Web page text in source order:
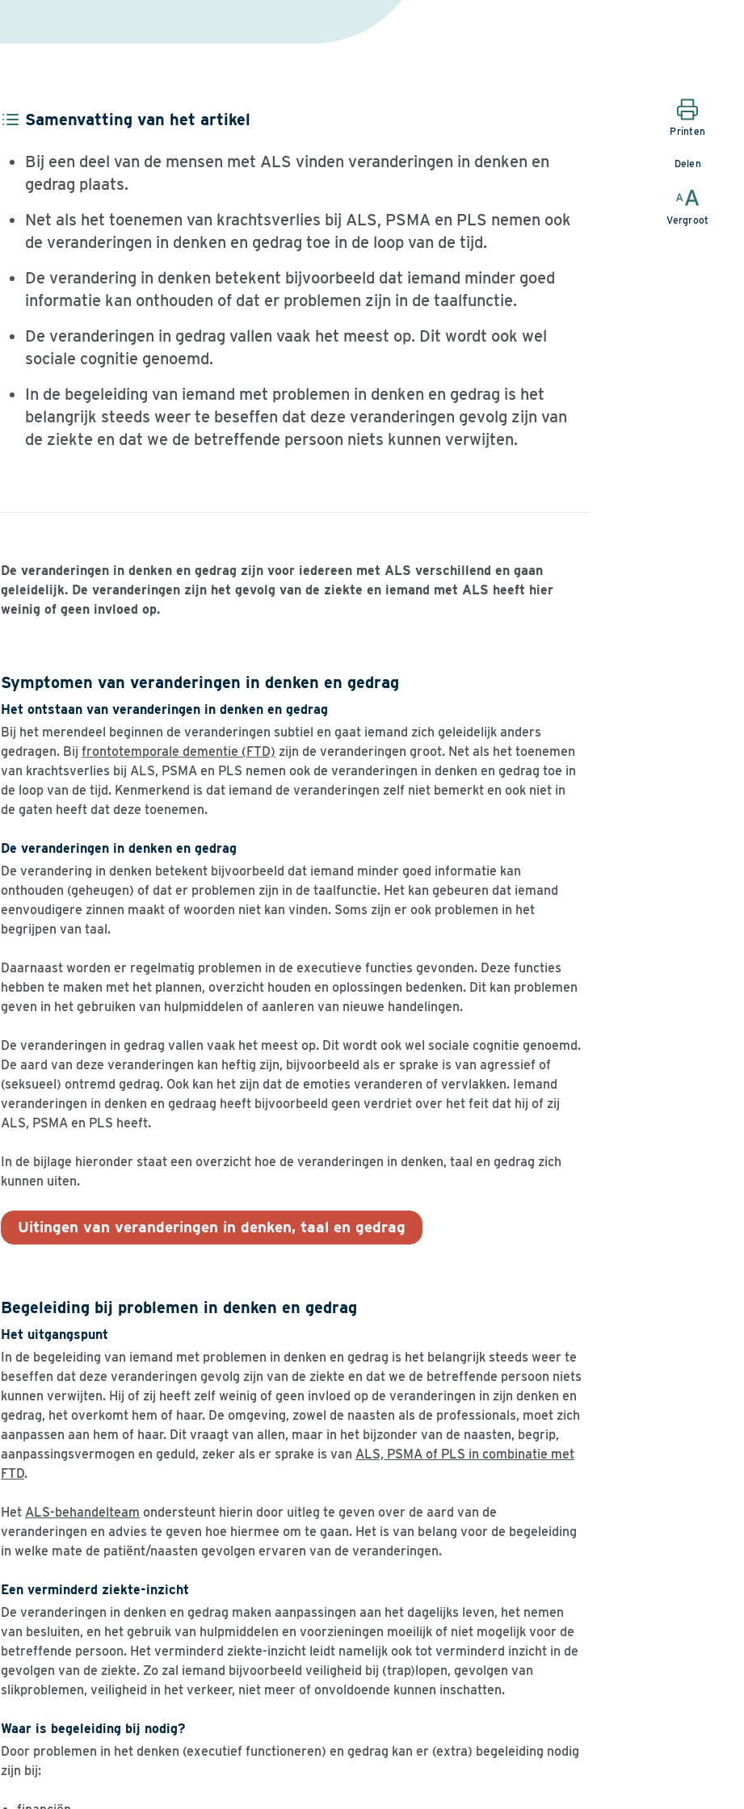
Printen
Delen
Vergroot
Samenvatting van het artikel
Bij een deel van de mensen met ALS vinden veranderingen in denken en
gedrag plaats.
Net als het toenemen van krachtsverlies bij ALS, PSMA en PLS nemen ook
de veranderingen in denken en gedrag toe in de loop van de tijd.
De verandering in denken betekent bijvoorbeeld dat iemand minder goed
informatie kan onthouden of dat er problemen zijn in de taalfunctie.
De veranderingen in gedrag vallen vaak het meest op. Dit wordt ook wel
sociale cognitie genoemd.
In de begeleiding van iemand met problemen in denken en gedrag is het
belangrijk steeds weer te beseffen dat deze veranderingen gevolg zijn van
de ziekte en dat we de betreffende persoon niets kunnen verwijten.
De veranderingen in denken en gedrag zijn voor iedereen met ALS verschillend en gaan
geleidelijk. De veranderingen zijn het gevolg van de ziekte en iemand met ALS heeft hier
weinig of geen invloed op.
Symptomen van veranderingen in denken en gedrag
Het ontstaan van veranderingen in denken en gedrag
Bij het merendeel beginnen de veranderingen subtiel en gaat iemand zich geleidelijk anders
gedragen. Bij frontotemporale dementie (FTD) zijn de veranderingen groot. Net als het toenemen
van krachtsverlies bij ALS, PSMA en PLS nemen ook de veranderingen in denken en gedrag toe in
de loop van de tijd. Kenmerkend is dat iemand de veranderingen zelf niet bemerkt en ook niet in
de gaten heeft dat deze toenemen.
De veranderingen in denken en gedrag
De verandering in denken betekent bijvoorbeeld dat iemand minder goed informatie kan
onthouden (geheugen) of dat er problemen zijn in de taalfunctie. Het kan gebeuren dat iemand
eenvoudigere zinnen maakt of woorden niet kan vinden. Soms zijn er ook problemen in het
begrijpen van taal.
Daarnaast worden er regelmatig problemen in de executieve functies gevonden. Deze functies
hebben te maken met het plannen, overzicht houden en oplossingen bedenken. Dit kan problemen
geven in het gebruiken van hulpmiddelen of aanleren van nieuwe handelingen.
De veranderingen in gedrag vallen vaak het meest op. Dit wordt ook wel sociale cognitie genoemd.
De aard van deze veranderingen kan heftig zijn, bijvoorbeeld als er sprake is van agressief of
(seksueel) ontremd gedrag. Ook kan het zijn dat de emoties veranderen of vervlakken. Iemand
veranderingen in denken en gedraag heeft bijvoorbeeld geen verdriet over het feit dat hij of zij
ALS, PSMA en PLS heeft.
In de bijlage hieronder staat een overzicht hoe de veranderingen in denken, taal en gedrag zich
kunnen uiten.
Uitingen van veranderingen in denken, taal en gedrag
Begeleiding bij problemen in denken en gedrag
Het uitgangspunt
In de begeleiding van iemand met problemen in denken en gedrag is het belangrijk steeds weer te
beseffen dat deze veranderingen gevolg zijn van de ziekte en dat we de betreffende persoon niets
kunnen verwijten. Hij of zij heeft zelf weinig of geen invloed op de veranderingen in zijn denken en
gedrag, het overkomt hem of haar. De omgeving, zowel de naasten als de professionals, moet zich
aanpassen aan hem of haar. Dit vraagt van allen, maar in het bijzonder van de naasten, begrip,
aanpassingsvermogen en geduld, zeker als er sprake is van ALS, PSMA of PLS in combinatie met
FTD.
Het ALS-behandelteam ondersteunt hierin door uitleg te geven over de aard van de
veranderingen en advies te geven hoe hiermee om te gaan. Het is van belang voor de begeleiding
in welke mate de patiënt/naasten gevolgen ervaren van de veranderingen.
Een verminderd ziekte-inzicht
De veranderingen in denken en gedrag maken aanpassingen aan het dagelijks leven, het nemen
van besluiten, en het gebruik van hulpmiddelen en voorzieningen moeilijk of niet mogelijk voor de
betreffende persoon. Het verminderd ziekte-inzicht leidt namelijk ook tot verminderd inzicht in de
gevolgen van de ziekte. Zo zal iemand bijvoorbeeld veiligheid bij (trap)lopen, gevolgen van
slikproblemen, veiligheid in het verkeer, niet meer of onvoldoende kunnen inschatten.
Waar is begeleiding bij nodig?
Door problemen in het denken (executief functioneren) en gedrag kan er (extra) begeleiding nodig
zijn bij: